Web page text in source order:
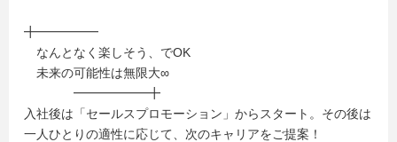
╋━━━━━
なんとなく楽しそう、でOK
未来の可能性は無限大∞
━━━━━━╋
入社後は「セールスプロモーション」からスタート。その後は
一人ひとりの適性に応じて、次のキャリアをご提案！